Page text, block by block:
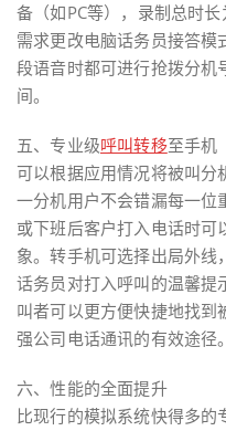
备（如PC等），录制总时
需求更改电脑话务员接答
段语音时都可进行抢拨分机
间。
五、专业级呼叫转移至手机
可以根据应用情况将被叫分
一分机用户不会错漏每一位
或下班后客户打入电话时
象。转手机可选择出局外线
话务员对打入呼叫的温馨提
叫者可以更方便快捷地找到
强公司电话通讯的有效途径。
六、性能的全面提升
比现行的模拟系统快得多